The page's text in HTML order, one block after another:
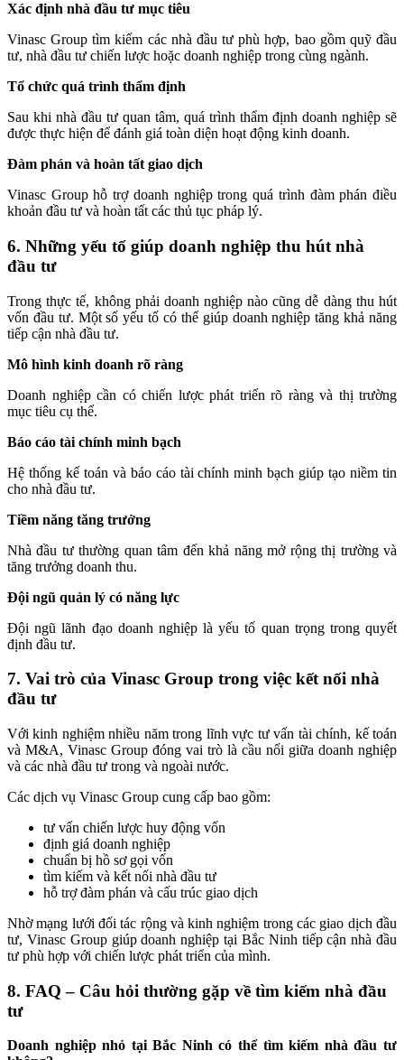
Xác định nhà đầu tư mục tiêu
Vinasc Group tìm kiếm các nhà đầu tư phù hợp, bao gồm quỹ đầu
tư, nhà đầu tư chiến lược hoặc doanh nghiệp trong cùng ngành.
Tổ chức quá trình thẩm định
Sau khi nhà đầu tư quan tâm, quá trình thẩm định doanh nghiệp sẽ
được thực hiện để đánh giá toàn diện hoạt động kinh doanh.
Đàm phán và hoàn tất giao dịch
Vinasc Group hỗ trợ doanh nghiệp trong quá trình đàm phán điều
khoản đầu tư và hoàn tất các thủ tục pháp lý.
6. Những yếu tố giúp doanh nghiệp thu hút nhà
đầu tư
Trong thực tế, không phải doanh nghiệp nào cũng dễ dàng thu hút
vốn đầu tư. Một số yếu tố có thể giúp doanh nghiệp tăng khả năng
tiếp cận nhà đầu tư.
Mô hình kinh doanh rõ ràng
Doanh nghiệp cần có chiến lược phát triển rõ ràng và thị trường
mục tiêu cụ thể.
Báo cáo tài chính minh bạch
Hệ thống kế toán và báo cáo tài chính minh bạch giúp tạo niềm tin
cho nhà đầu tư.
Tiềm năng tăng trưởng
Nhà đầu tư thường quan tâm đến khả năng mở rộng thị trường và
tăng trưởng doanh thu.
Đội ngũ quản lý có năng lực
Đội ngũ lãnh đạo doanh nghiệp là yếu tố quan trọng trong quyết
định đầu tư.
7. Vai trò của Vinasc Group trong việc kết nối nhà
đầu tư
Với kinh nghiệm nhiều năm trong lĩnh vực tư vấn tài chính, kế toán
và M&A, Vinasc Group đóng vai trò là cầu nối giữa doanh nghiệp
và các nhà đầu tư trong và ngoài nước.
Các dịch vụ Vinasc Group cung cấp bao gồm:
tư vấn chiến lược huy động vốn
định giá doanh nghiệp
chuẩn bị hồ sơ gọi vốn
tìm kiếm và kết nối nhà đầu tư
hỗ trợ đàm phán và cấu trúc giao dịch
Nhờ mạng lưới đối tác rộng và kinh nghiệm trong các giao dịch đầu
tư, Vinasc Group giúp doanh nghiệp tại Bắc Ninh tiếp cận nhà đầu
tư phù hợp với chiến lược phát triển của mình.
8. FAQ – Câu hỏi thường gặp về tìm kiếm nhà đầu
tư
Doanh nghiệp nhỏ tại Bắc Ninh có thể tìm kiếm nhà đầu tư